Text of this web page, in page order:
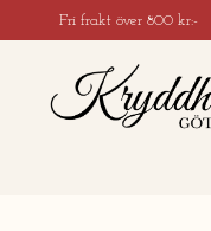
Fri frakt över 800 kr:-